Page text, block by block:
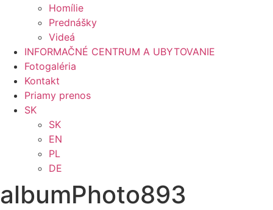
Homílie
Prednášky
Videá
INFORMAČNÉ CENTRUM A UBYTOVANIE
Fotogaléria
Kontakt
Priamy prenos
SK
SK
EN
PL
DE
albumPhoto893